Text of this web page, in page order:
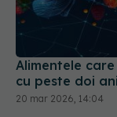
Alimentele
cu peste doi ani
20 mar 2026, 14:04